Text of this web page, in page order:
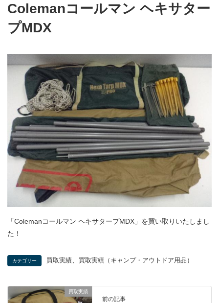
Colemanコールマン ヘキサター
プMDX
「Colemanコールマン ヘキサタープMDX」を買い取りいたしまし
た！
カテゴリー 買取実績 買取実績（キャンプ・アウトドア用品）
買取実績
前の記事